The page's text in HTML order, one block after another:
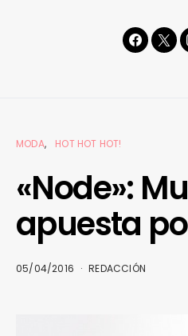
MODA HOT HOT HOT!
«Node»:
apuesta
05/04/2016 REDACCIÓN